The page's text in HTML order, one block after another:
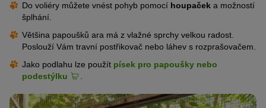
Do voliéry můžete vnést pohyb pomocí houpaček a možností
šplhání.
Většina papoušků ara má z vlažné sprchy velkou radost.
Poslouží Vám travní postřikovač nebo láhev s rozprašovačem.
Jako podlahu lze použít písek pro papoušky nebo
podestýlku
.